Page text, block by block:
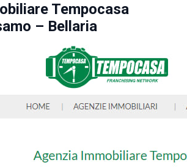
Tempocasa
– Bellaria